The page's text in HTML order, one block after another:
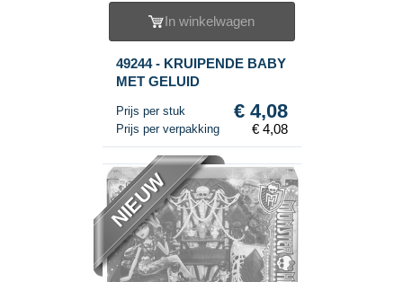
In winkelwagen
49244 - KRUIPENDE BABY
MET GELUID
Prijs per stuk € 4,08
Prijs per verpakking € 4,08
NIEUW